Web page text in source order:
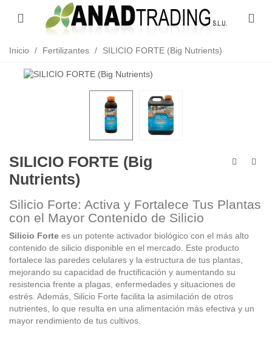
Inicio / Fertilizantes / SILICIO FORTE (Big Nutrients)
SILICIO FORTE (Big
Nutrients)
Silicio Forte: Activa y Fortalece Tus Plantas
con el Mayor Contenido de Silicio
Silicio Forte es un potente activador biológico con el más alto
contenido de silicio disponible en el mercado. Este producto
fortalece las paredes celulares y la estructura de tus plantas,
mejorando su capacidad de fructificación y aumentando su
resistencia frente a plagas, enfermedades y situaciones de
estrés. Además, Silicio Forte facilita la asimilación de otros
nutrientes, lo que resulta en una alimentación más efectiva y un
mayor rendimiento de tus cultivos.